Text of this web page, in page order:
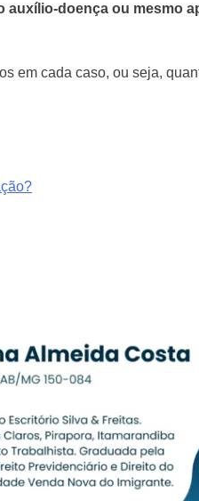
doença ou mesmo
em cada caso, ou seja,